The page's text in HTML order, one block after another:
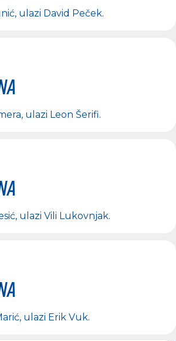
, ulazi David Peček.
, ulazi Leon Šerifi.
, ulazi Vili Lukovnjak.
, ulazi Erik Vuk.